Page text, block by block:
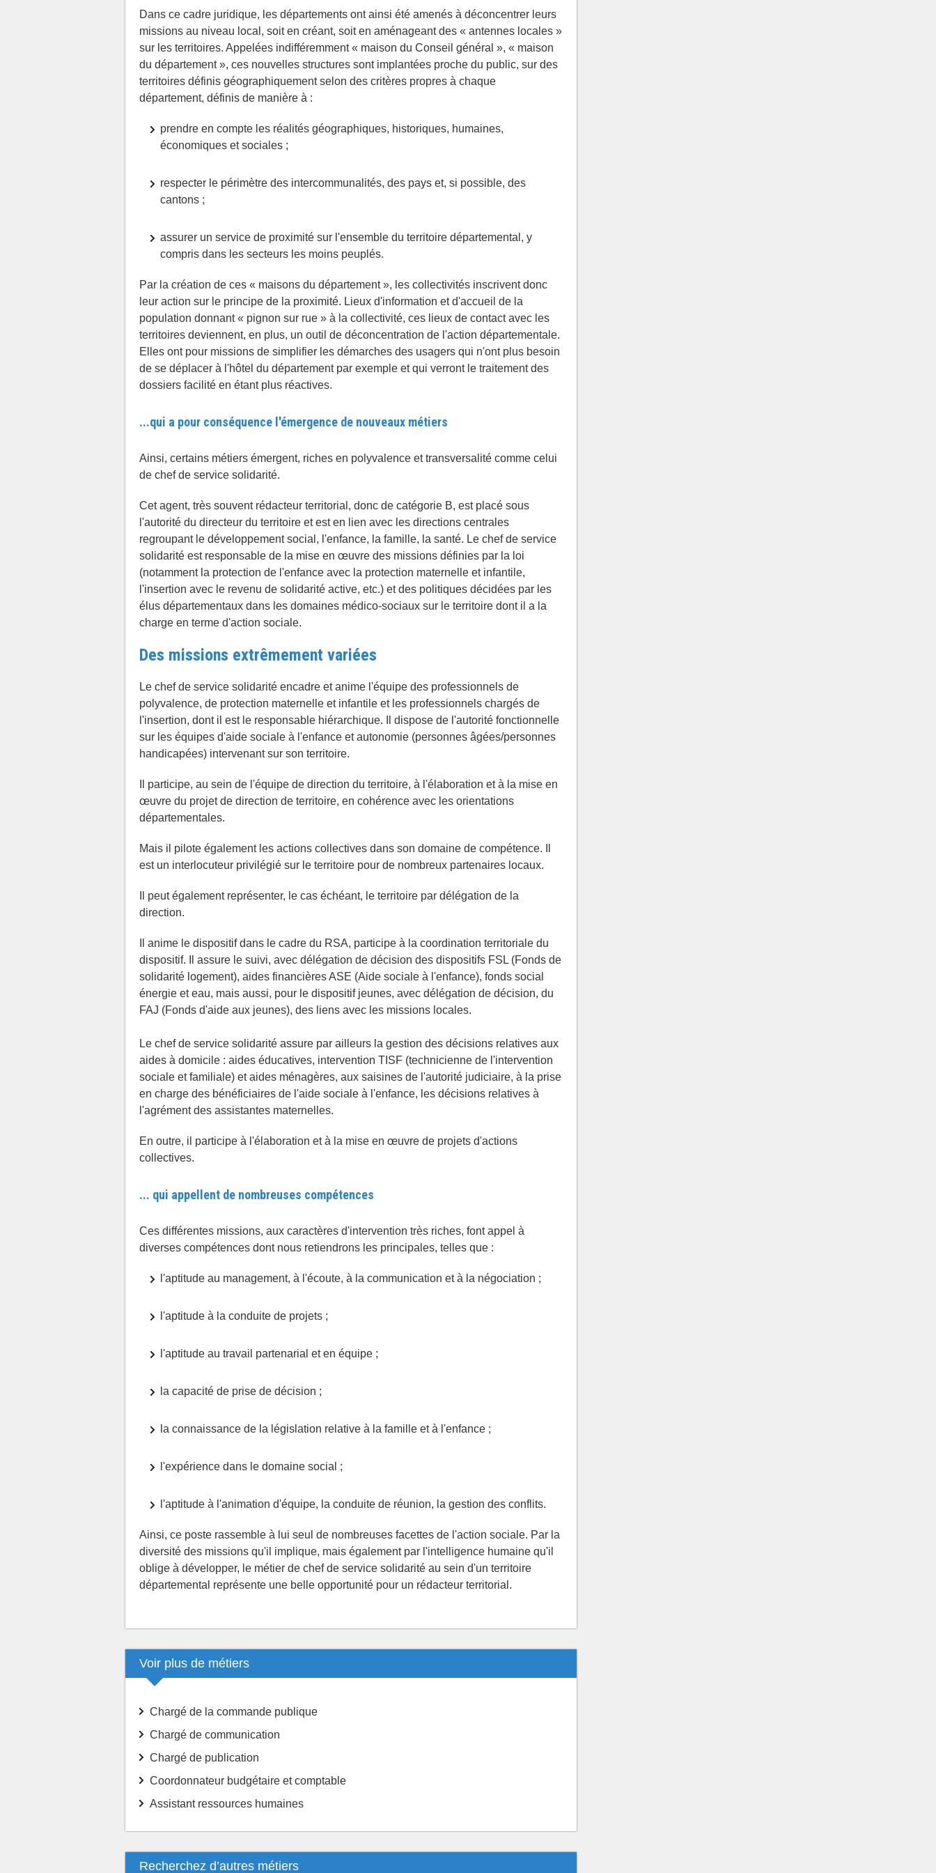
Dans ce cadre juridique, les départements ont ainsi été amenés à déconcentrer leurs
missions au niveau local, soit en créant, soit en aménageant des « antennes locales »
sur les territoires. Appelées indifféremment « maison du Conseil général », « maison
du département », ces nouvelles structures sont implantées proche du public, sur des
territoires définis géographiquement selon des critères propres à chaque
département, définis de manière à :
prendre en compte les réalités géographiques, historiques, humaines,
économiques et sociales ;
respecter le périmètre des intercommunalités, des pays et, si possible, des
cantons ;
assurer un service de proximité sur l'ensemble du territoire départemental, y
compris dans les secteurs les moins peuplés.
Par la création de ces « maisons du département », les collectivités inscrivent donc
leur action sur le principe de la proximité. Lieux d'information et d'accueil de la
population donnant « pignon sur rue » à la collectivité, ces lieux de contact avec les
territoires deviennent, en plus, un outil de déconcentration de l'action départementale.
Elles ont pour missions de simplifier les démarches des usagers qui n'ont plus besoin
de se déplacer à l'hôtel du département par exemple et qui verront le traitement des
dossiers facilité en étant plus réactives.
...qui a pour conséquence l'émergence de nouveaux métiers
Ainsi, certains métiers émergent, riches en polyvalence et transversalité comme celui
de chef de service solidarité.
Cet agent, très souvent rédacteur territorial, donc de catégorie B, est placé sous
l'autorité du directeur du territoire et est en lien avec les directions centrales
regroupant le développement social, l'enfance, la famille, la santé. Le chef de service
solidarité est responsable de la mise en œuvre des missions définies par la loi
(notamment la protection de l'enfance avec la protection maternelle et infantile,
l'insertion avec le revenu de solidarité active, etc.) et des politiques décidées par les
élus départementaux dans les domaines médico-sociaux sur le territoire dont il a la
charge en terme d'action sociale.
Des missions extrêmement variées
Le chef de service solidarité encadre et anime l'équipe des professionnels de
polyvalence, de protection maternelle et infantile et les professionnels chargés de
l'insertion, dont il est le responsable hiérarchique. Il dispose de l'autorité fonctionnelle
sur les équipes d'aide sociale à l'enfance et autonomie (personnes âgées/personnes
handicapées) intervenant sur son territoire.
Il participe, au sein de l'équipe de direction du territoire, à l'élaboration et à la mise en
œuvre du projet de direction de territoire, en cohérence avec les orientations
départementales.
Mais il pilote également les actions collectives dans son domaine de compétence. Il
est un interlocuteur privilégié sur le territoire pour de nombreux partenaires locaux.
Il peut également représenter, le cas échéant, le territoire par délégation de la
direction.
Il anime le dispositif dans le cadre du RSA, participe à la coordination territoriale du
dispositif. Il assure le suivi, avec délégation de décision des dispositifs FSL (Fonds de
solidarité logement), aides financières ASE (Aide sociale à l'enfance), fonds social
énergie et eau, mais aussi, pour le dispositif jeunes, avec délégation de décision, du
FAJ (Fonds d'aide aux jeunes), des liens avec les missions locales.
Le chef de service solidarité assure par ailleurs la gestion des décisions relatives aux
aides à domicile : aides éducatives, intervention TISF (technicienne de l'intervention
sociale et familiale) et aides ménagères, aux saisines de l'autorité judiciaire, à la prise
en charge des bénéficiaires de l'aide sociale à l'enfance, les décisions relatives à
l'agrément des assistantes maternelles.
En outre, il participe à l'élaboration et à la mise en œuvre de projets d'actions
collectives.
... qui appellent de nombreuses compétences
Ces différentes missions, aux caractères d'intervention très riches, font appel à
diverses compétences dont nous retiendrons les principales, telles que :
l'aptitude au management, à l'écoute, à la communication et à la négociation ;
l'aptitude à la conduite de projets ;
l'aptitude au travail partenarial et en équipe ;
la capacité de prise de décision ;
la connaissance de la législation relative à la famille et à l'enfance ;
l'expérience dans le domaine social ;
l'aptitude à l'animation d'équipe, la conduite de réunion, la gestion des conflits.
Ainsi, ce poste rassemble à lui seul de nombreuses facettes de l'action sociale. Par la
diversité des missions qu'il implique, mais également par l'intelligence humaine qu'il
oblige à développer, le métier de chef de service solidarité au sein d'un territoire
départemental représente une belle opportunité pour un rédacteur territorial.
Voir plus de métiers
Chargé de la commande publique
Chargé de communication
Chargé de publication
Coordonnateur budgétaire et comptable
Assistant ressources humaines
Recherchez d’autres métiers